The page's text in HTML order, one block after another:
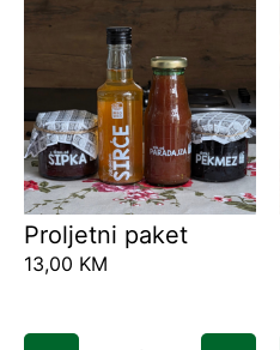
Proljetni paket
13,00 KM